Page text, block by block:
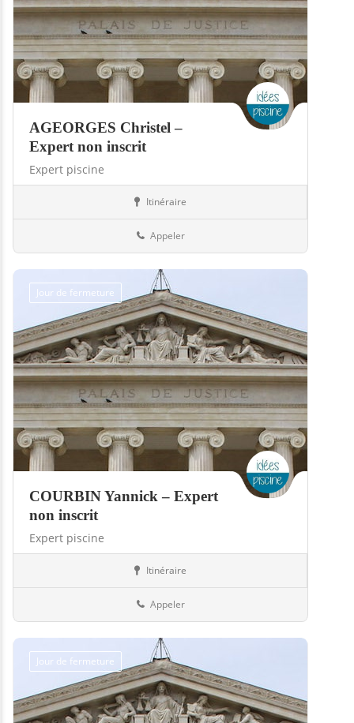
AGEORGES Christel –
Expert non inscrit
Expert piscine
Itinéraire
Appeler
Jour de fermeture
COURBIN Yannick – Expert
non inscrit
Expert piscine
Itinéraire
Appeler
Jour de fermeture